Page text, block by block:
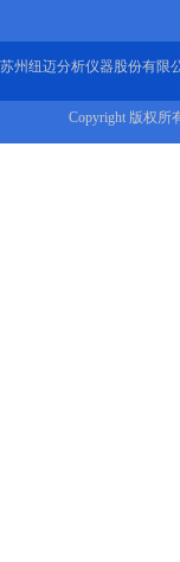
苏州纽迈分析仪器股份有限
Copyright 版权所